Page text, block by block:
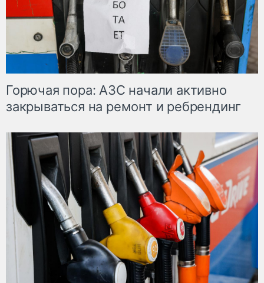
Горючая пора: АЗС начали активно
закрываться на ремонт и ребрендинг